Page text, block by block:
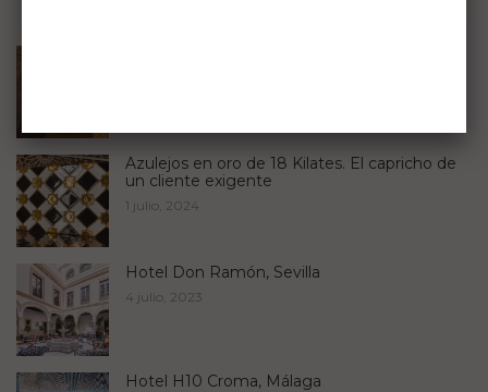
Azulejos en oro de 18 Kilates. El capricho de
un cliente exigente
1 julio, 2024
Hotel Don Ramón, Sevilla
4 julio, 2023
Hotel H10 Croma, Málaga